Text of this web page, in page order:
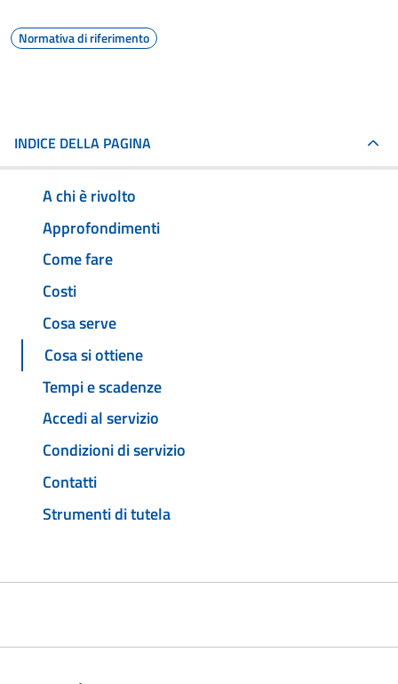
Normativa di riferimento
INDICE DELLA PAGINA
A chi è rivolto
Approfondimenti
Come fare
Costi
Cosa serve
Cosa si ottiene
Tempi e scadenze
Accedi al servizio
Condizioni di servizio
Contatti
Strumenti di tutela